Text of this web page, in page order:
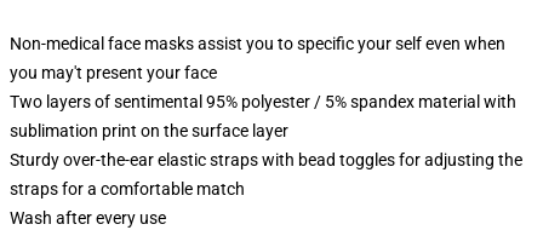
Non-medical face masks assist you to specific your self even when
you may't present your face
Two layers of sentimental 95% polyester / 5% spandex material with
sublimation print on the surface layer
Sturdy over-the-ear elastic straps with bead toggles for adjusting the
straps for a comfortable match
Wash after every use